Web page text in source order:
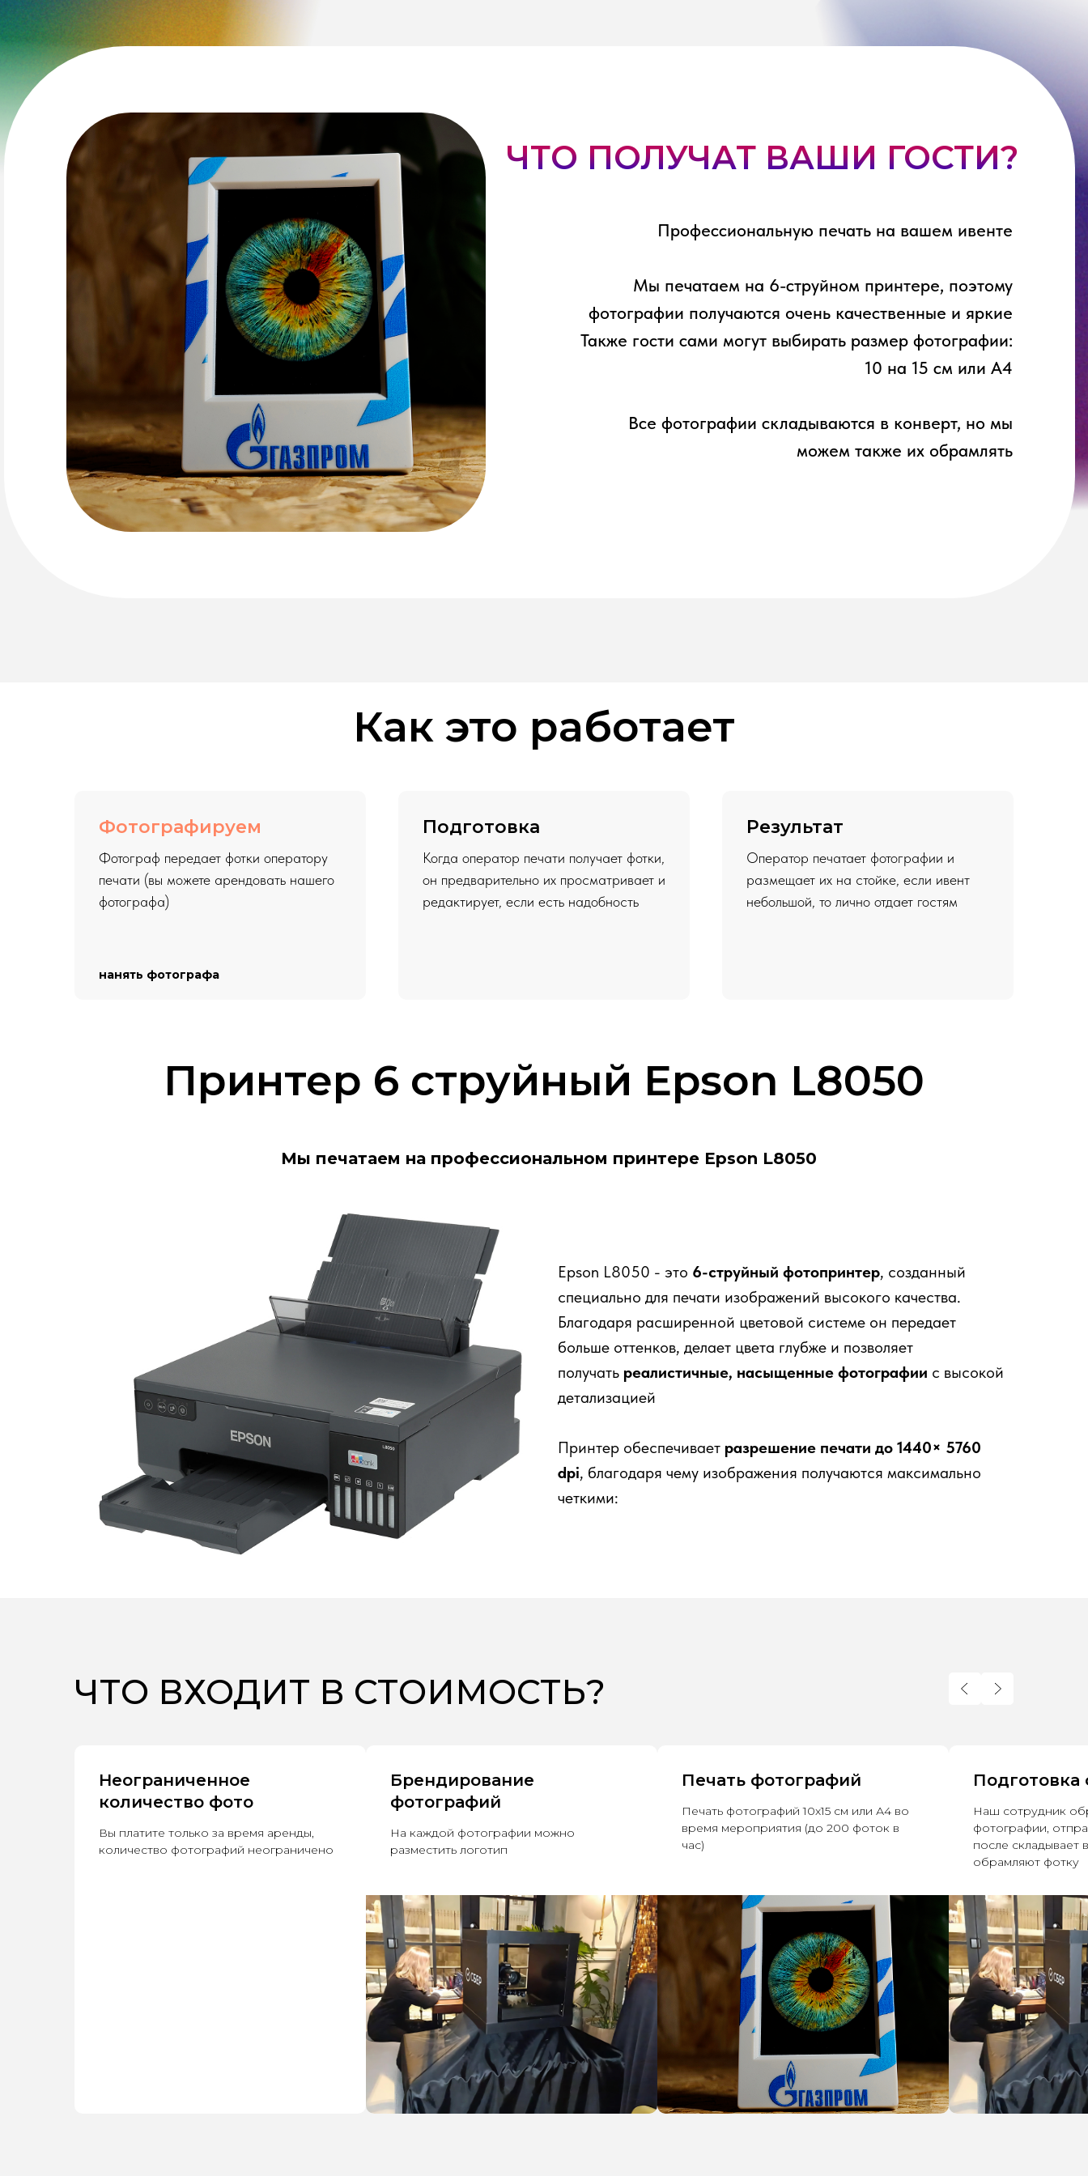
ЧТО ПОЛУЧАТ ВАШИ ГОСТИ?
Профессиональную печать на вашем ивенте
Мы печатаем на 6-струйном принтере, поэтому
фотографии получаются очень качественные и яркие
Также гости сами могут выбирать размер фотографии:
10 на 15 см или А4
Все фотографии складываются в конверт, но мы
можем также их обрамлять
Как это работает
Фотографируем
Фотограф передает фотки оператору
печати (вы можете арендовать нашего
фотографа)
нанять фотографа
Подготовка
Когда оператор печати получает фотки,
он предварительно их просматривает и
редактирует, если есть надобность
Результат
Оператор печатает фотографии и
размещает их на стойке, если ивент
небольшой, то лично отдает гостям
Принтер 6 струйный Epson L8050
Мы печатаем на профессиональном принтере Epson L8050
Epson L8050 - это 6-струйный фотопринтер, созданный
специально для печати изображений высокого качества.
Благодаря расширенной цветовой системе он передает
больше оттенков, делает цвета глубже и позволяет
получать реалистичные, насыщенные фотографии с высокой
детализацией
Принтер обеспечивает разрешение печати до 1440× 5760
dpi, благодаря чему изображения получаются максимально
четкими:
ЧТО ВХОДИТ В СТОИМОСТЬ?
Неограниченное
количество фото
Вы платите только за время аренды,
количество фотографий неограничено
Брендирование
фотографий
На каждой фотографии можно
разместить логотип
Печать фотографий
Печать фотографий 10х15 см или А4 во
время мероприятия (до 200 фоток в
час)
Подготовка
Наш сотрудник
фотографии,
после складывает
обрамляют фотку